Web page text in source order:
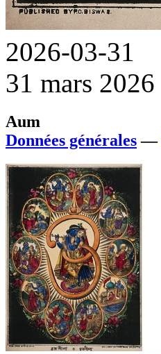
2026-03-31
31 mars 2026
Aum
Données générales—